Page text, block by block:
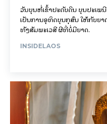
ວັນບຸນຫໍ່ເຂົ້າປະດັບດິນ ບຸນປະເພ
ເປັນການອຸທິດບຸນກຸສົນ ໃຫ້ກັບຍ
ທັງສັມພະເວສີ ຜີທີ່ບໍ່ມີຍາດ.
INSIDELAOS